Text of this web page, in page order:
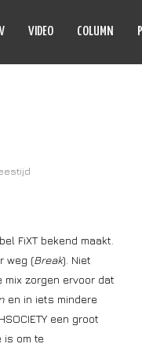
VIDEO COLUMN
FiXT bekend maakt.
weg (Break). Niet
mix zorgen ervoor dat
en in iets mindere
een groot
is om te